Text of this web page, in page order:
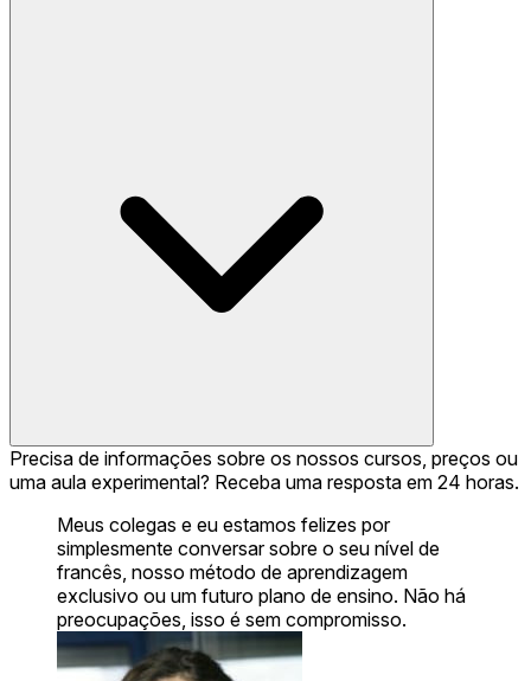
Precisa de informações sobre os nossos cursos, preços ou
uma aula experimental? Receba uma resposta em 24 horas.
Meus colegas e eu estamos felizes por
simplesmente conversar sobre o seu nível de
francês, nosso método de aprendizagem
exclusivo ou um futuro plano de ensino. Não há
preocupações, isso é sem compromisso.